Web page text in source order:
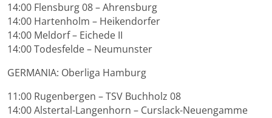
14:00 Flensburg 08 – Ahrensburg
14:00 Hartenholm – Heikendorfer
14:00 Meldorf – Eichede II
14:00 Todesfelde – Neumunster
GERMANIA: Oberliga Hamburg
11:00 Rugenbergen – TSV Buchholz 08
14:00 Alstertal-Langenhorn – Curslack-Neuengamme